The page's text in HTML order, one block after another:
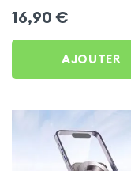
Huawei P60 Pro
16,90 €
AJOUTER